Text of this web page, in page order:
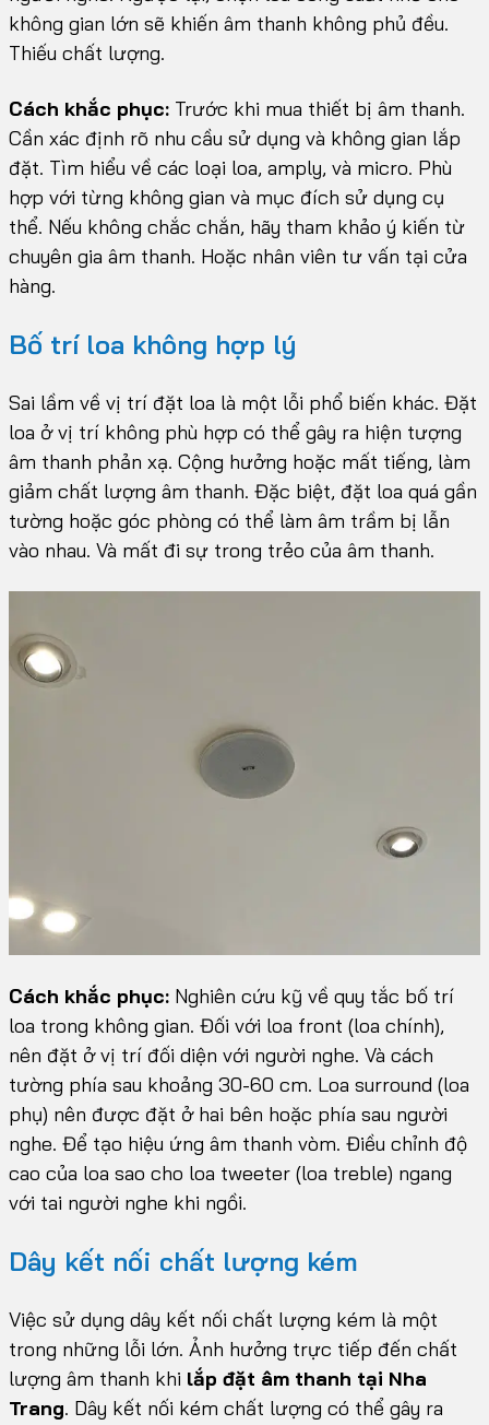
không gian lớn sẽ khiến âm thanh không phủ đều.
Thiếu chất lượng.
Cách khắc phục: Trước khi mua thiết bị âm thanh.
Cần xác định rõ nhu cầu sử dụng và không gian lắp
đặt. Tìm hiểu về các loại loa, amply, và micro. Phù
hợp với từng không gian và mục đích sử dụng cụ
thể. Nếu không chắc chắn, hãy tham khảo ý kiến từ
chuyên gia âm thanh. Hoặc nhân viên tư vấn tại cửa
hàng.
Bố trí loa không hợp lý
Sai lầm về vị trí đặt loa là một lỗi phổ biến khác. Đặt
loa ở vị trí không phù hợp có thể gây ra hiện tượng
âm thanh phản xạ. Cộng hưởng hoặc mất tiếng, làm
giảm chất lượng âm thanh. Đặc biệt, đặt loa quá gần
tường hoặc góc phòng có thể làm âm trầm bị lẫn
vào nhau. Và mất đi sự trong trẻo của âm thanh.
Cách khắc phục: Nghiên cứu kỹ về quy tắc bố trí
loa trong không gian. Đối với loa front (loa chính),
nên đặt ở vị trí đối diện với người nghe. Và cách
tường phía sau khoảng 30-60 cm. Loa surround (loa
phụ) nên được đặt ở hai bên hoặc phía sau người
nghe. Để tạo hiệu ứng âm thanh vòm. Điều chỉnh độ
cao của loa sao cho loa tweeter (loa treble) ngang
với tai người nghe khi ngồi.
Dây kết nối chất lượng kém
Việc sử dụng dây kết nối chất lượng kém là một
trong những lỗi lớn. Ảnh hưởng trực tiếp đến chất
lượng âm thanh khi lắp đặt âm thanh tại Nha
Trang. Dây kết nối kém chất lượng có thể gây ra